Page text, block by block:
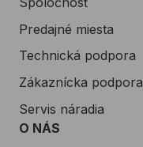
Predajné miesta
Technická podpora
Zákaznícka podpora
Servis náradia
O NÁS